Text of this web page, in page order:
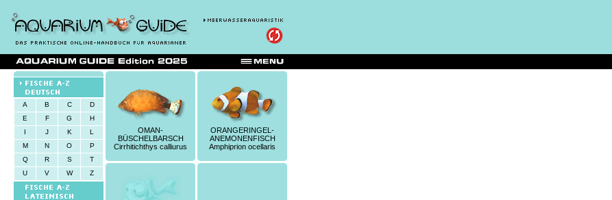
A B C
D
E
F G
H
I
J K
L
M
N O
P
Q
R S
T
U
V W Z
OMAN-
BÜSCHELBARSCH
Cirrhitichthys calliurus
ORANGERINGEL-
ANEMONENFISCH
Amphiprion ocellaris